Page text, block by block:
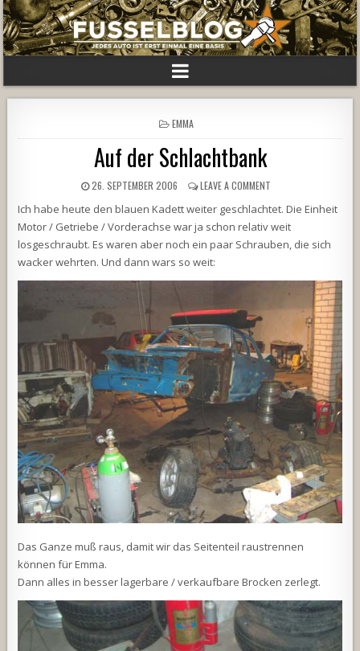
POSTED
IN
EMMA
Auf der Schlachtbank
26. SEPTEMBER 2006 LEAVE A COMMENT
Ich habe heute den blauen Kadett weiter geschlachtet. Die Einheit
Motor / Getriebe / Vorderachse war ja schon relativ weit
losgeschraubt. Es waren aber noch ein paar Schrauben, die sich
wacker wehrten. Und dann wars so weit:
Das Ganze muß raus, damit wir das Seitenteil raustrennen
können für Emma.
Dann alles in besser lagerbare / verkaufbare Brocken zerlegt.